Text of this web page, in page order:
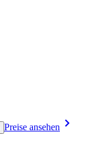
Preise ansehen